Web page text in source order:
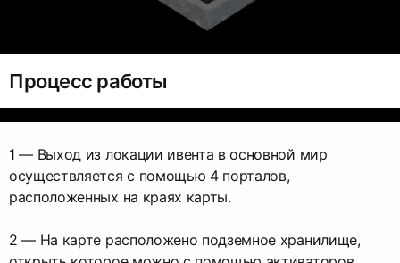
Процесс работы
1 — Выход из локации ивента в основной мир
осуществляется с помощью 4 порталов,
расположенных на краях карты.
2 — На карте расположено подземное хранилище,